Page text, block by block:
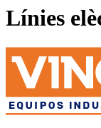
Línies